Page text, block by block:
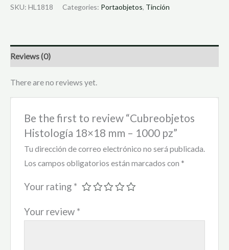
SKU: HL1818 Categories: Portaobjetos, Tinción
Reviews (0)
There are no reviews yet.
Be the first to review “Cubreobjetos
Histología 18×18 mm – 1000 pz”
Tu dirección de correo electrónico no será publicada.
Los campos obligatorios están marcados con *
Your rating *
Your review *